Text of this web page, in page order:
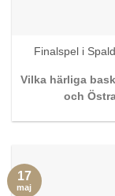
Finalspel i
Vilka härliga
och
17
maj